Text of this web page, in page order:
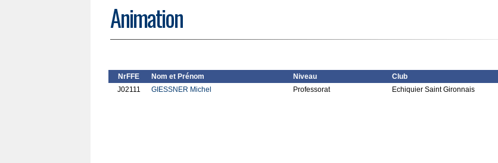
Animation
NrFFE Nom et Prénom Niveau
Club
J02111
GIESSNER Michel Professorat Echiquier Saint Gironnais